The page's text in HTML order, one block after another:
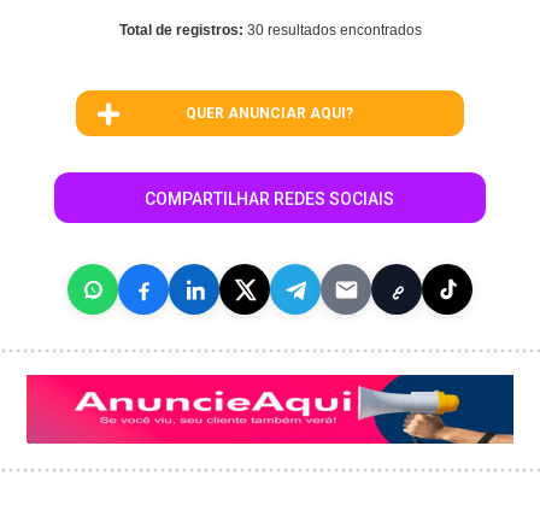
Total de registros: 30 resultados encontrados
QUER ANUNCIAR AQUI?
COMPARTILHAR REDES SOCIAIS